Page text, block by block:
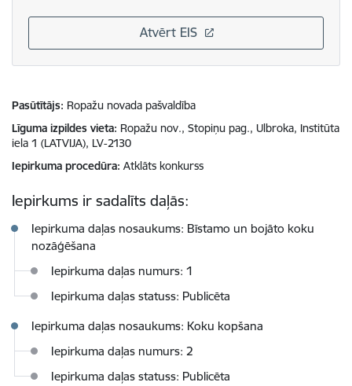
Atvērt EIS
Pasūtītājs Ropažu novada pašvaldība
Līguma izpildes vieta Ropažu nov., Stopiņu pag., Ulbroka, Institūta
iela 1 (LATVIJA), LV-2130
Iepirkuma procedūra Atklāts konkurss
Iepirkums ir sadalīts daļās:
Iepirkuma daļas nosaukums: Bīstamo un bojāto koku
nozāģēšana
Iepirkuma daļas numurs: 1
Iepirkuma daļas statuss: Publicēta
Iepirkuma daļas nosaukums: Koku kopšana
Iepirkuma daļas numurs: 2
Iepirkuma daļas statuss: Publicēta